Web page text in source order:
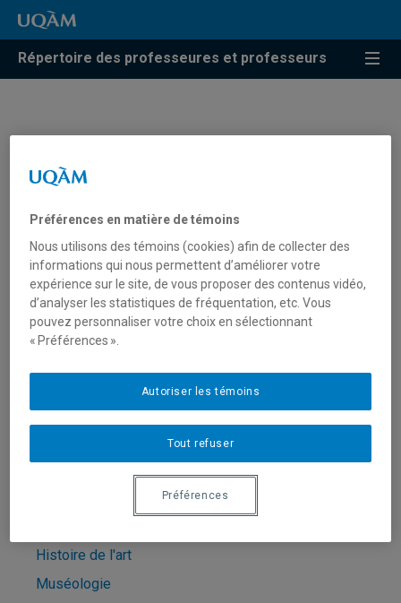
Répertoire des professeures et professeurs
Unité: Département d'histoire de l'art
Courriel:bergeron.y@uqam.ca
Téléphone
Langues: Français, Anglais
Ce professeur désire s'entretenir avec les médias
Domaines d'expertise
Histoire de l'art
Muséologie
Préférences en matière de témoins
Nous utilisons des témoins (cookies) afin de collecter des
informations qui nous permettent d’améliorer votre
expérience sur le site, de vous proposer des contenus vidéo,
d’analyser les statistiques de fréquentation, etc. Vous
pouvez personnaliser votre choix en sélectionnant
« Préférences ».
Tout refuser
Autoriser les témoins
Préférences